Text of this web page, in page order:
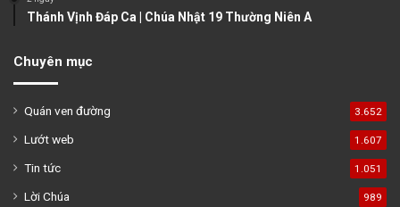
Thánh Vịnh Đáp Ca | Chúa Nhật 19 Thường Niên A
Chuyên mục
Quán ven đường 3.652
Lướt web 1.607
Tin tức 1.051
Lời Chúa 989